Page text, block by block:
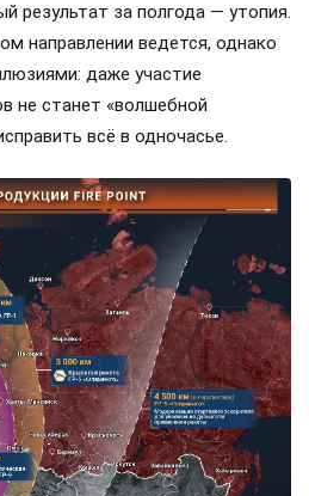
результат за полгода — утопия.
направлении ведется, однако
даже участие
не станет «волшебной
всё в одночасье.